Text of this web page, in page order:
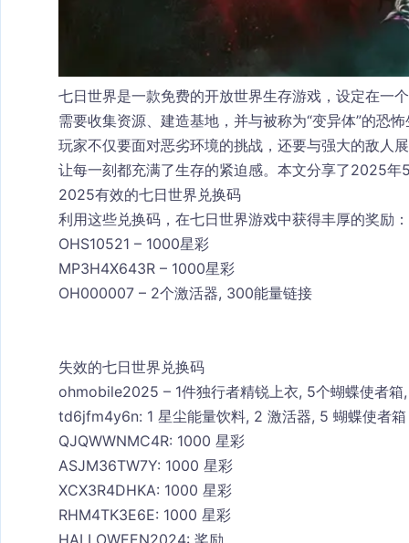
七日世界是一款免费的开放世界生存游戏，设定在一
需要收集资源、建造基地，并与被称为“变异体”的恐
玩家不仅要面对恶劣环境的挑战，还要与强大的敌人
让每一刻都充满了生存的紧迫感。本文分享了2025年
2025有效的七日世界兑换码
利用这些兑换码，在七日世界游戏中获得丰厚的奖励：
OHS10521 – 1000星彩
MP3H4X643R – 1000星彩
OH000007 – 2个激活器, 300能量链接
失效的七日世界兑换码
ohmobile2025 – 1件独行者精锐上衣, 5个蝴蝶使者箱
td6jfm4y6n: 1 星尘能量饮料, 2 激活器, 5 蝴蝶使者箱
QJQWWNMC4R: 1000 星彩
ASJM36TW7Y: 1000 星彩
XCX3R4DHKA: 1000 星彩
RHM4TK3E6E: 1000 星彩
HALLOWEEN2024: 奖励